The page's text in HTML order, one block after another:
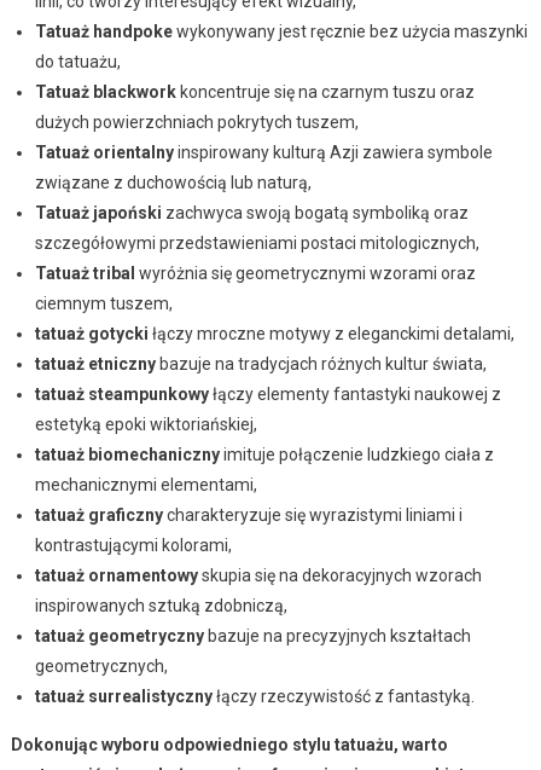
Tatuaż handpokewykonywany jest ręcznie bez użycia maszynki
do tatuażu,
Tatuaż blackworkkoncentruje się na czarnym tuszu oraz
dużych powierzchniach pokrytych tuszem,
Tatuaż orientalnyinspirowany kulturą Azji zawiera symbole
związane z duchowością lub naturą,
Tatuaż japoński zachwyca swoją bogatą symboliką oraz
szczegółowymi przedstawieniami postaci mitologicznych,
Tatuaż tribal wyróżnia się geometrycznymi wzorami oraz
ciemnym tuszem,
tatuaż gotycki łączy mroczne motywy z eleganckimi detalami,
tatuaż etnicznybazuje na tradycjach różnych kultur świata,
tatuaż steampunkowyłączy elementy fantastyki naukowej z
estetyką epoki wiktoriańskiej,
tatuaż biomechanicznyimituje połączenie ludzkiego ciała z
mechanicznymi elementami,
tatuaż graficznycharakteryzuje się wyrazistymi liniami i
kontrastującymi kolorami,
tatuaż ornamentowyskupia się na dekoracyjnych wzorach
inspirowanych sztuką zdobniczą,
tatuaż geometrycznybazuje na precyzyjnych kształtach
geometrycznych,
tatuaż surrealistycznyłączy rzeczywistość z fantastyką.
Dokonując wyboru odpowiedniego stylu tatuażu, warto